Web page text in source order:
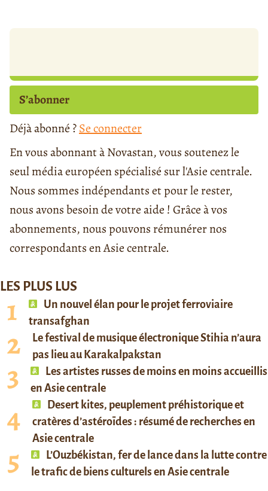
S’abonner
Déjà abonné ?Se connecter
En vous abonnant à Novastan, vous soutenez le
seul média européen spécialisé sur l'Asie centrale.
Nous sommes indépendants et pour le rester,
nous avons besoin de votre aide ! Grâce à vos
abonnements, nous pouvons rémunérer nos
correspondants en Asie centrale.
LES PLUS LUS
Un nouvel élan pour le projet ferroviaire
transafghan
Le festival de musique électronique Stihia n’aura
pas lieu au Karakalpakstan
Les artistes russes de moins en moins accueillis
en Asie centrale
Desert kites, peuplement préhistorique et
cratères d’astéroïdes : résumé de recherches en
Asie centrale
L’Ouzbékistan, fer de lance dans la lutte contre
le trafic de biens culturels en Asie centrale